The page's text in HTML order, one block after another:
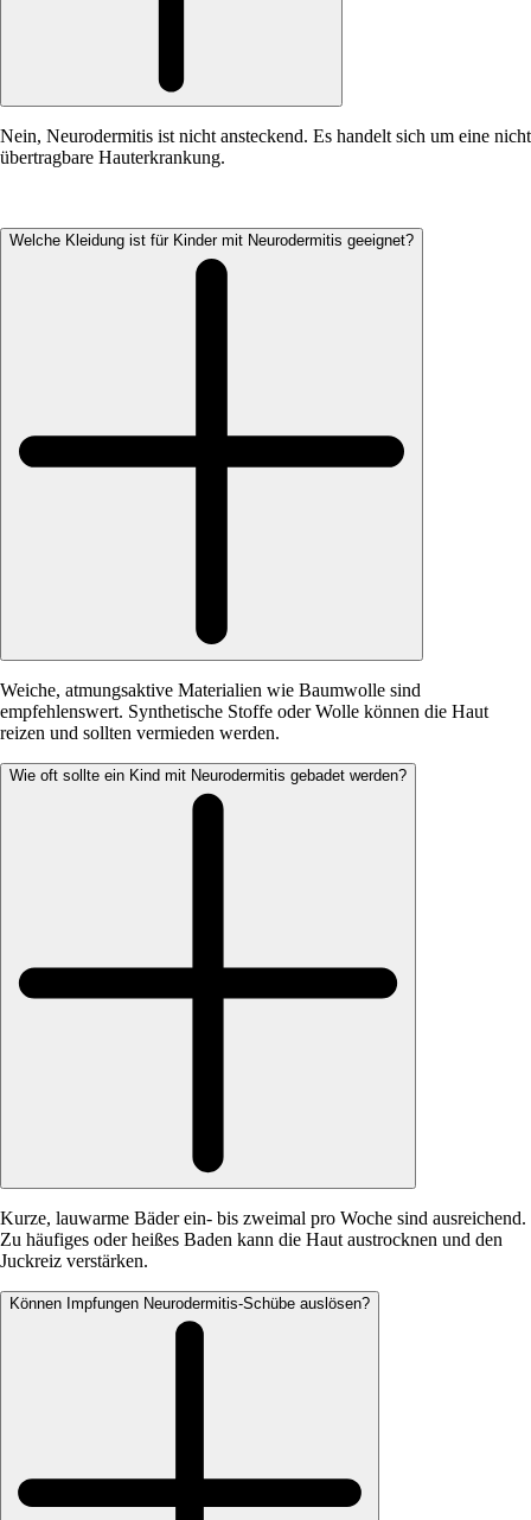
Nein, Neurodermitis ist nicht ansteckend. Es handelt sich um eine nicht
übertragbare Hauterkrankung.
Welche Kleidung ist für Kinder mit Neurodermitis geeignet?
Weiche, atmungsaktive Materialien wie Baumwolle sind
empfehlenswert. Synthetische Stoffe oder Wolle können die Haut
reizen und sollten vermieden werden.
Wie oft sollte ein Kind mit Neurodermitis gebadet werden?
Kurze, lauwarme Bäder ein- bis zweimal pro Woche sind ausreichend.
Zu häufiges oder heißes Baden kann die Haut austrocknen und den
Juckreiz verstärken.
Können Impfungen Neurodermitis-Schübe auslösen?